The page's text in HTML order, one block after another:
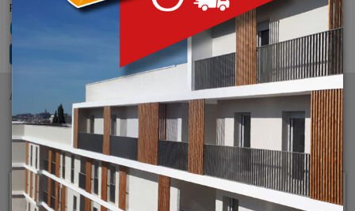
Pour nous appeler
04 74 93 25 35
ACCUEIL
NOS RÉALISATIONS